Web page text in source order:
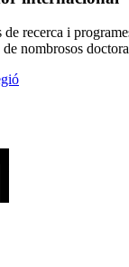
recerca i
nombrosos